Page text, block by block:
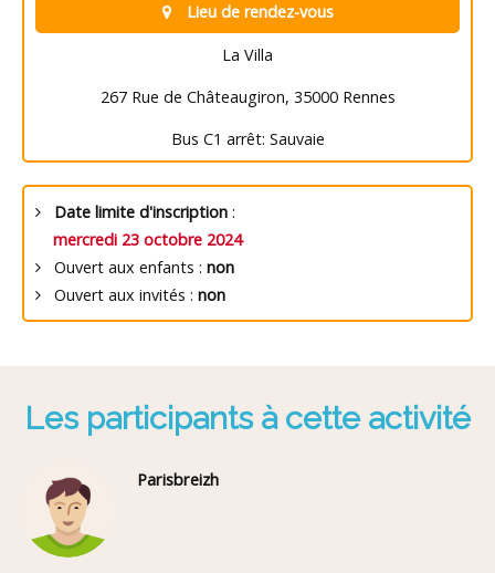
Lieu de rendez-vous
La Villa
267 Rue de Châteaugiron, 35000 Rennes
Bus C1 arrêt: Sauvaie
Date limite d'inscription :
mercredi 23 octobre 2024
Ouvert aux enfants : non
Ouvert aux invités : non
Les participants à cette activité
Parisbreizh